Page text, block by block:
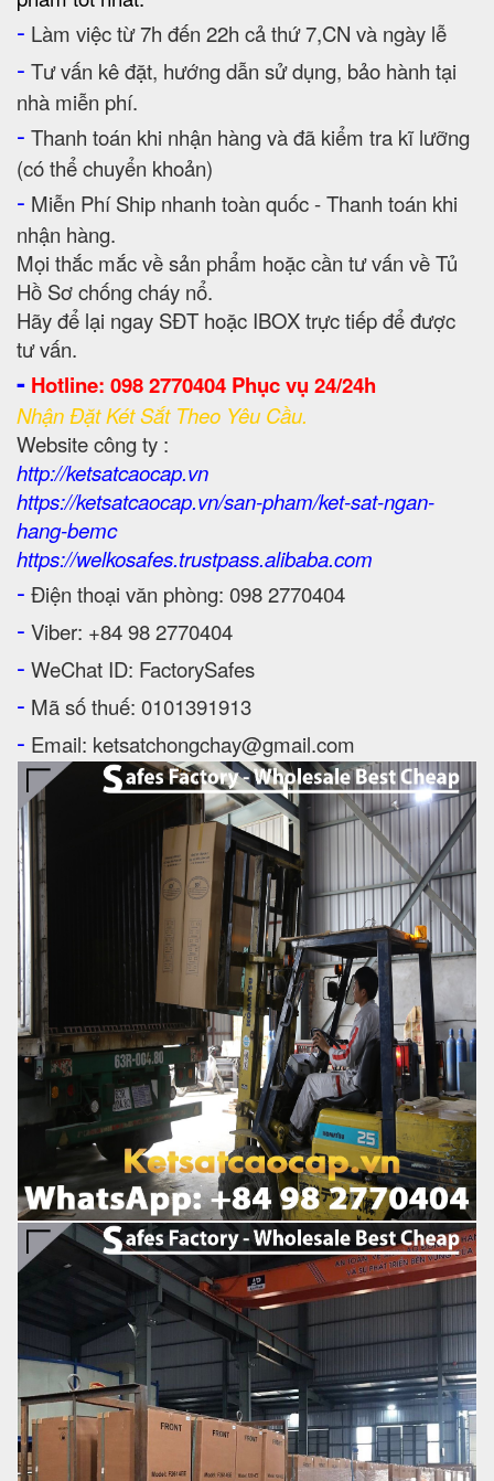
- Làm việc từ 7h đến 22h cả thứ 7,CN và ngày lễ
- Tư vấn kê đặt, hướng dẫn sử dụng, bảo hành tại
nhà miễn phí.
- Thanh toán khi nhận hàng và đã kiểm tra kĩ lưỡng
(có thể chuyển khoản)
- Miễn Phí Ship nhanh toàn quốc - Thanh toán khi
nhận hàng.
Mọi thắc mắc về sản phẩm hoặc cần tư vấn về Tủ
Hồ Sơ chống cháy nổ.
Hãy để lại ngay SĐT hoặc IBOX trực tiếp để được
tư vấn.
- Hotline: 098 2770404 Phục vụ 24/24h
Nhận Đặt Két Sắt Theo Yêu Cầu.
Website công ty :
http://ketsatcaocap.vn
https://ketsatcaocap.vn/san-pham/ket-sat-ngan-
hang-bemc
https://welkosafes.trustpass.alibaba.com
- Điện thoại văn phòng: 098 2770404
- Viber: +84 98 2770404
- WeChat ID: FactorySafes
- Mã số thuế: 0101391913
- Email: ketsatchongchay@gmail.com